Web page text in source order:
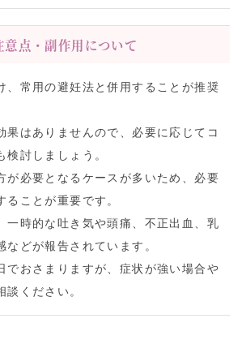
意点・副作用について
、常用の避妊法と併用することが推奨
果はありませんので、必要に応じてコ
検討しましょう。
が必要となるケースが多いため、必要
ることが重要です。
一時的な吐き気や頭痛、不正出血、乳
などが報告されています。
でおさまりますが、症状が強い場合や
談ください。